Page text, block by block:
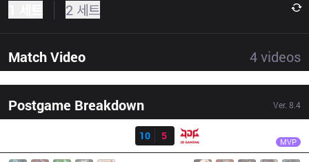
2 세트
Match Video 4videos
Postgame Breakdown Ver. 8.4
10
5 MVP